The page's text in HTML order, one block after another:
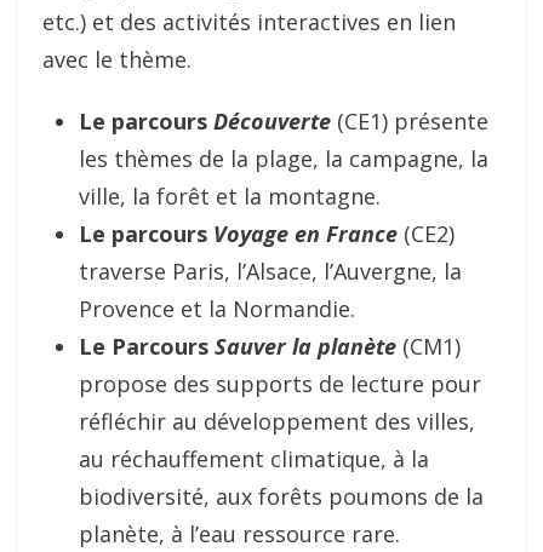
etc.) et des activités interactives en lien
avec le thème.
Le parcours Découverte (CE1) présente
les thèmes de la plage, la campagne, la
ville, la forêt et la montagne.
Le parcours Voyage en France (CE2)
traverse Paris, l’Alsace, l’Auvergne, la
Provence et la Normandie.
Le Parcours Sauver la planète (CM1)
propose des supports de lecture pour
réfléchir au développement des villes,
au réchauffement climatique, à la
biodiversité, aux forêts poumons de la
planète, à l’eau ressource rare.